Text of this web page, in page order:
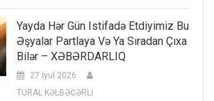
Yayda Hər Gün Istifadə Etdiyimiz Bu
Əşyalar Partlaya Və Ya Sıradan Çıxa
Bilər – XƏBƏRDARLIQ
27 İyul 2026
TURAL KƏLBƏCƏRLİ